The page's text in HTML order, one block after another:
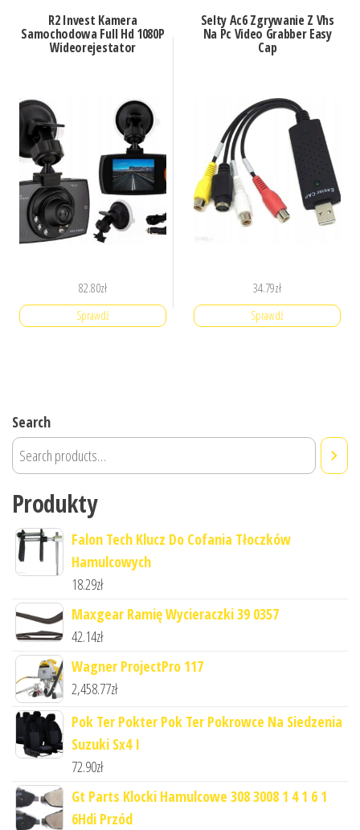
R2 Invest Kamera
Samochodowa Full Hd 1080P
Wideorejestator
82.80zł
Sprawdź
Selty Ac6 Zgrywanie Z Vhs
Na Pc Video Grabber Easy
Cap
34.79zł
Sprawdź
Search
Produkty
Falon Tech Klucz Do Cofania Tłoczków
Hamulcowych
18.29zł
Maxgear Ramię Wycieraczki 39 0357
42.14zł
Wagner ProjectPro 117
2,458.77zł
Pok Ter Pokter Pok Ter Pokrowce Na Siedzenia
Suzuki Sx4 I
72.90zł
Gt Parts Klocki Hamulcowe 308 3008 1 4 1 6 1
6Hdi Przód